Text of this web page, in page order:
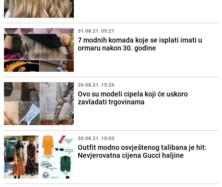
31.08.21. 09:21
7 modnih komada koje se isplati imati u
ormaru nakon 30. godine
26.08.21. 15:26
Ovo su modeli cipela koji će uskoro
zavladati trgovinama
20.08.21. 10:03
Outfit modno osvještenog talibana je hit:
Nevjerovatna cijena Gucci haljine